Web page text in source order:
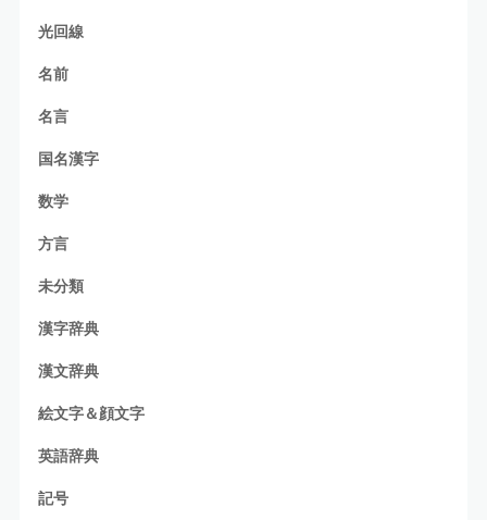
光回線
名前
名言
国名漢字
数学
方言
未分類
漢字辞典
漢文辞典
絵文字＆顔文字
英語辞典
記号